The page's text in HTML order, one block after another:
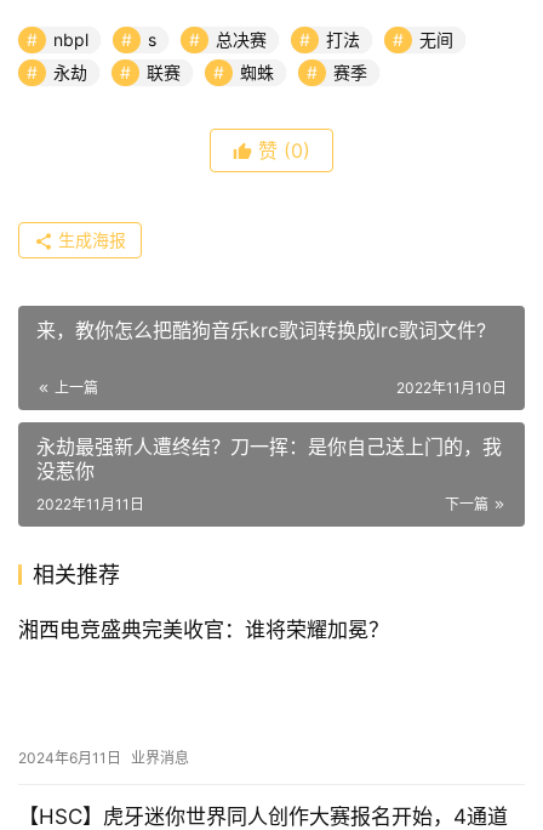
nbpl s 总决赛 打法
无间
永劫
联赛 蜘蛛 赛季
赞 (0)
生成海报
来，教你怎么把酷狗音乐krc歌词转换成lrc歌词文件?
上一篇 2022年11月10日
永劫最强新人遭终结？刀一挥：是你自己送上门的，我
没惹你
下一篇
2022年11月11日
相关推荐
湘西电竞盛典完美收官：谁将荣耀加冕？
2024年6月11日 业界消息
【HSC】虎牙迷你世界同人创作大赛报名开始，4通道